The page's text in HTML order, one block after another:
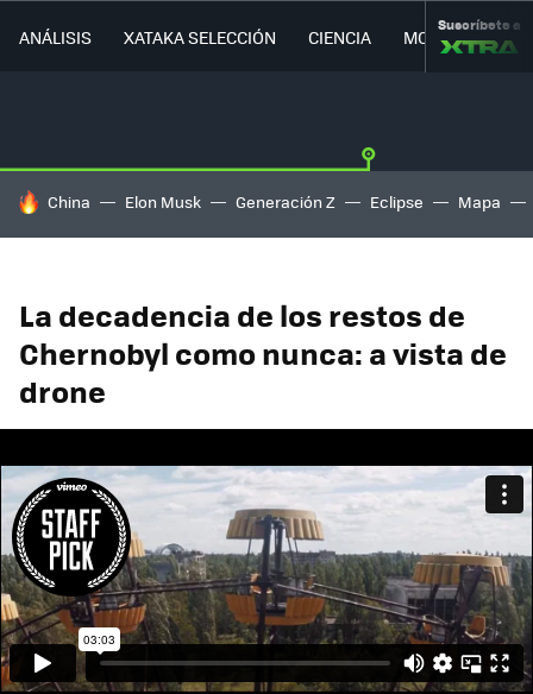
ANÁLISIS XATAKA SELECCIÓN CIENCIA MOVILIDAD
Suscríbete a
HOY SE HABLA DE
China Elon Musk Generación Z Eclipse Mapa
La decadencia de los restos de
Chernobyl como nunca: a vista de
drone